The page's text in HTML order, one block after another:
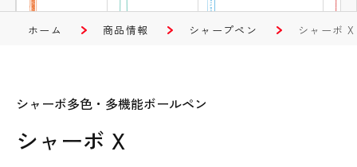
ホーム 商品情報 シャープペン シャーボ X
シャーボ多色・多機能ボールペン
シャーボ X